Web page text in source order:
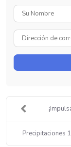
Precipitaciones